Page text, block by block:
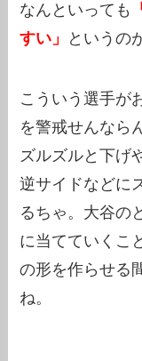
なんといっても
すい」
というの
こういう選手が
を警戒せんなら
ズルズルと下げ
逆サイドなどに
るちゃ。大谷の
に当てていくこ
の形を作らせる
ね。